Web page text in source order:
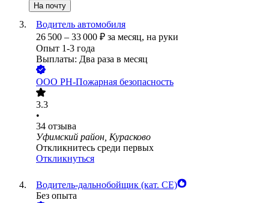
На почту
Водитель автомобиля
26 500 – 33 000 ₽ за месяц, на руки
Опыт 1-3 года
Выплаты: Два раза в месяц
ООО РН-Пожарная безопасность
3.3
•
34 отзыва
Уфимский район, Курасково
Откликнитесь среди первых
Откликнуться
Водитель-дальнобойщик (кат. CE)
Без опыта